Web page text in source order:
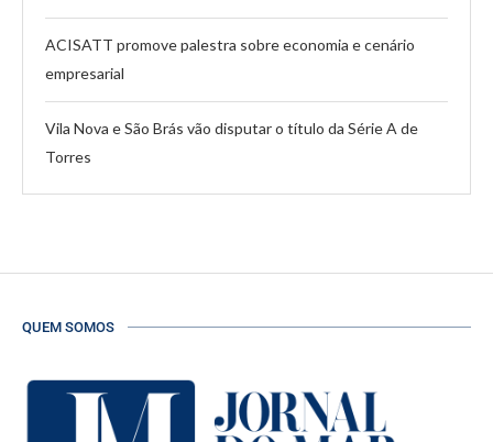
ACISATT promove palestra sobre economia e cenário
empresarial
Vila Nova e São Brás vão disputar o título da Série A de
Torres
QUEM SOMOS